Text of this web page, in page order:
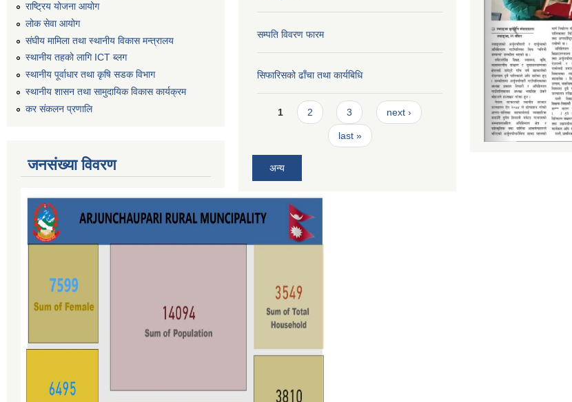
राष्ट्रिय योजना आयोग
लोक सेवा आयोग
संघीय मामिला तथा स्थानीय विकास मन्त्रालय
स्थानीय तहको लागि ICT ब्लग
स्थानीय पूर्वाधार तथा कृषि सडक विभाग
स्थानीय शासन तथा सामुदायिक विकास कार्यक्रम
कर स‌ंकलन प्रणालि
जनसंख्या विवरण
सम्पति विवरण फारम
सिफारिसको ढाँचा तथा कार्यबिधि
Pages
1 2 3 next ›
last »
अन्य